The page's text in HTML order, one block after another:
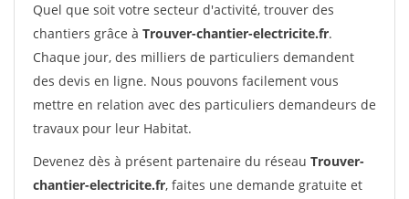
Quel que soit votre secteur d'activité, trouver des
chantiers grâce à Trouver-chantier-electricite.fr.
Chaque jour, des milliers de particuliers demandent
des devis en ligne. Nous pouvons facilement vous
mettre en relation avec des particuliers demandeurs de
travaux pour leur Habitat.
Devenez dès à présent partenaire du réseau Trouver-
chantier-electricite.fr, faites une demande gratuite et